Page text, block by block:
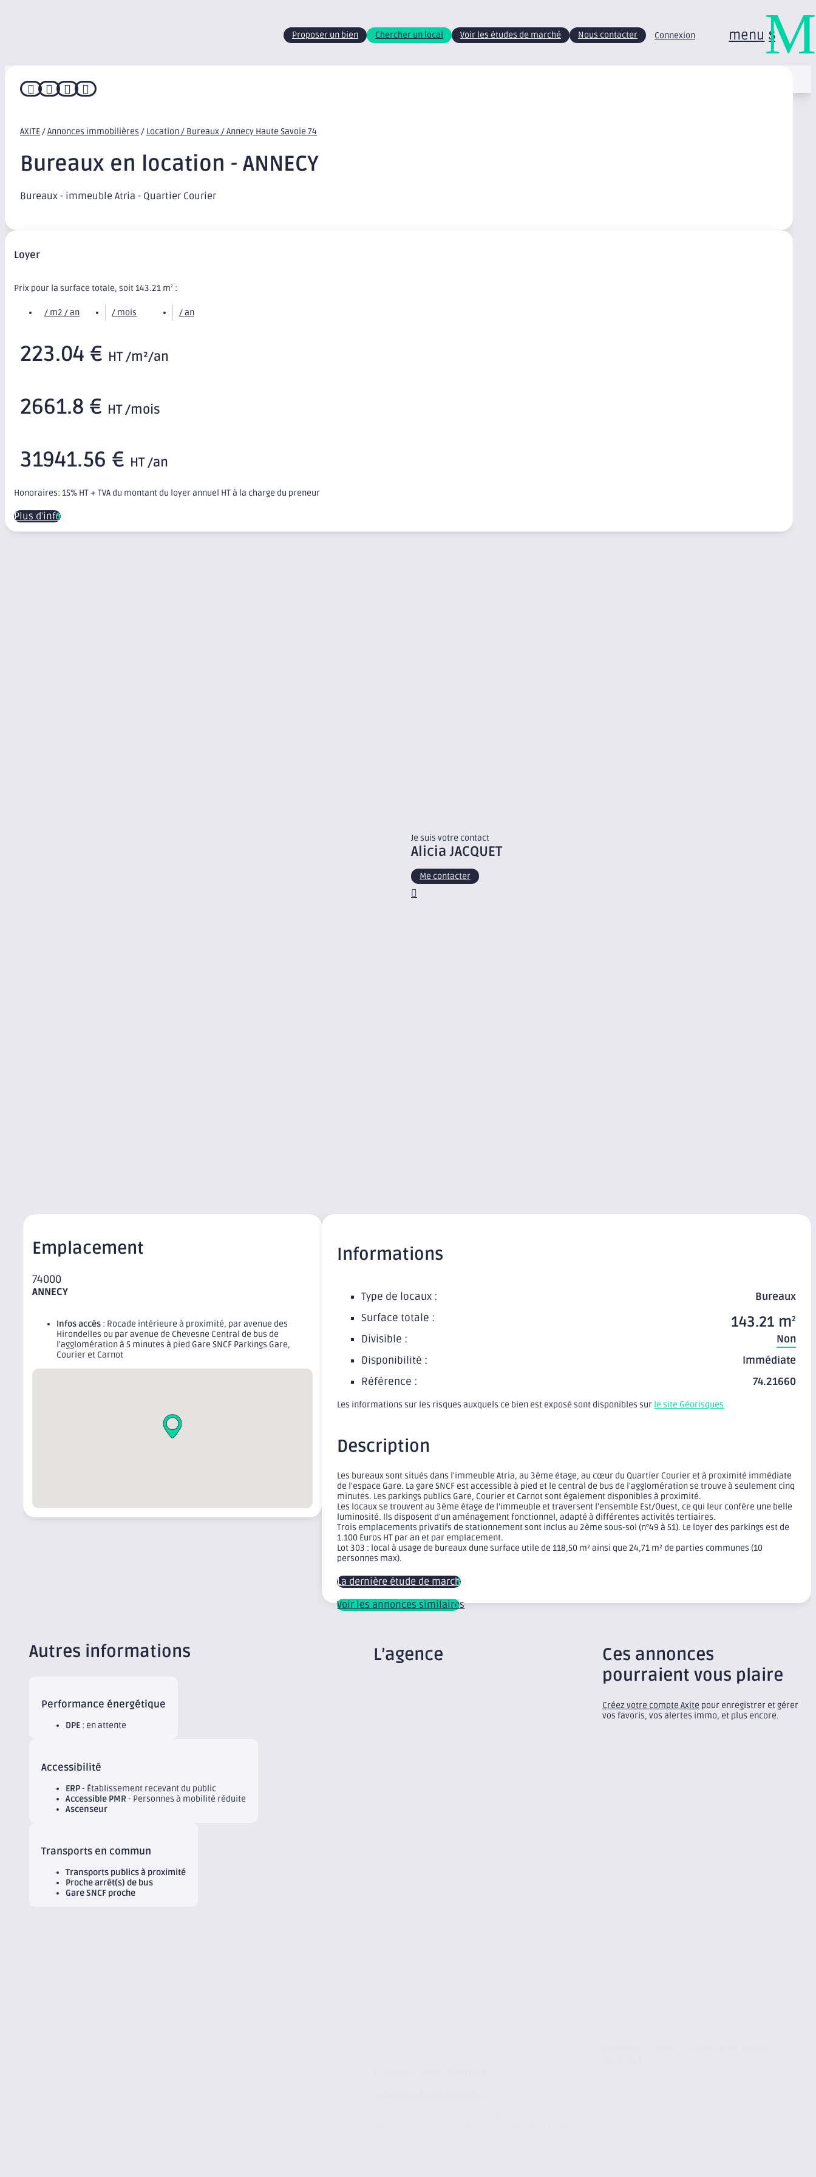
Proposer un bien Chercher un local Voir les études de marché Nous contacter Connexion menu
   
AXITE/Annonces immobilières / Location / Bureaux / Annecy Haute Savoie 74
Bureaux en location - ANNECY
Bureaux - immeuble Atria - Quartier Courier
Loyer
Prix pour la surface totale, soit 143.21 m2 :
/ m2 / an / mois / an
223.04 € HT /m²/an
2661.8 € HT /mois
31941.56 € HT /an
Honoraires: 15% HT + TVA du montant du loyer annuel HT à la charge du preneur
Plus d'infos
Je suis votre contact
AliciaJACQUET
Me contacter
Emplacement
74000
ANNECY
Infos accès : Rocade intérieure à proximité, par avenue des
Hirondelles ou par avenue de Chevesne Central de bus de
l'agglomération à 5 minutes à pied Gare SNCF Parkings Gare,
Courier et Carnot
Informations
Type de locaux :
Bureaux
Surface totale :
143.21 m2
Divisible :
Non
Disponibilité :
Immédiate
Référence :
74.21660
Les informations sur les risques auxquels ce bien est exposé sont disponibles sur le site Géorisques
Description
Les bureaux sont situés dans l'immeuble Atria, au 3ème étage, au cœur du Quartier Courier et à proximité immédiate
de l'espace Gare. La gare SNCF est accessible à pied et le central de bus de l'agglomération se trouve à seulement cinq
minutes. Les parkings publics Gare, Courier et Carnot sont également disponibles à proximité.
Les locaux se trouvent au 3ème étage de l'immeuble et traversent l'ensemble Est/Ouest, ce qui leur confère une belle
luminosité. Ils disposent d'un aménagement fonctionnel, adapté à différentes activités tertiaires.
Trois emplacements privatifs de stationnement sont inclus au 2ème sous-sol (n°49 à 51). Le loyer des parkings est de
1.100 Euros HT par an et par emplacement.
Lot 303 : local à usage de bureaux dune surface utile de 118,50 m² ainsi que 24,71 m² de parties communes (10
personnes max).
La dernière étude de marché
Voir les annonces similaires
Autres informations
Performance énergétique
DPE : en attente
Accessibilité
ERP- Établissement recevant du public
Accessible PMR - Personnes à mobilité réduite
Ascenseur
Transports en commun
Transports publics à proximité
Proche arrêt(s) de bus
Gare SNCF proche
L’agence
Ces annonces
pourraient vous plaire
Créez votre compte Axite pour enregistrer et gérer
vos favoris, vos alertes immo, et plus encore.
M